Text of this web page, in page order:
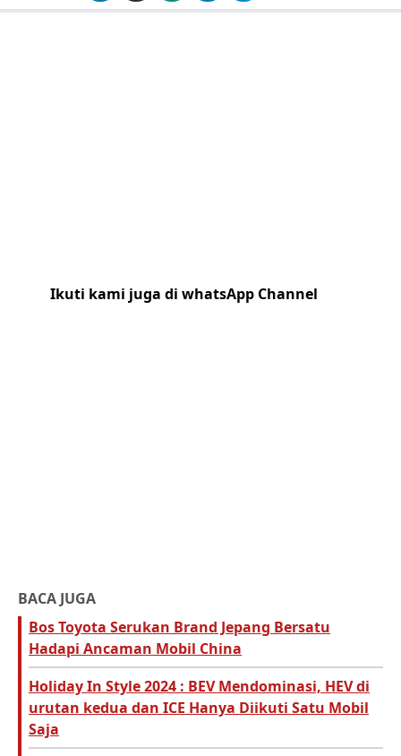
Ikuti kami juga di whatsApp Channel
BACA JUGA
Bos Toyota Serukan Brand Jepang Bersatu
Hadapi Ancaman Mobil China
Holiday In Style 2024 : BEV Mendominasi, HEV di
urutan kedua dan ICE Hanya Diikuti Satu Mobil
Saja